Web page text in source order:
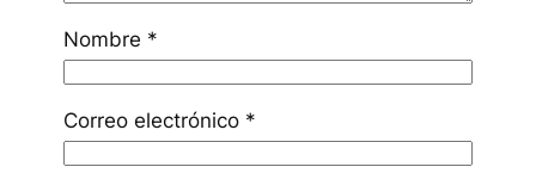
Nombre *
Correo electrónico *